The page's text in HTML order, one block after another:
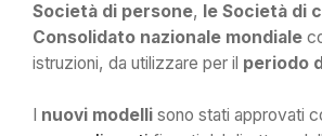
Società di persone, le Società di
Consolidato nazionale mondiale
istruzioni, da utilizzare per il periodo
I nuovi modelli sono stati approvati